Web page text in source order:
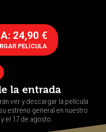
24,90 €
PELÍCULA
la entrada
ver y descargar la película
estreno general en nuestro
el 17 de agosto.